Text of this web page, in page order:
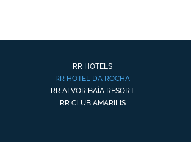
RR HOTELS
RR HOTEL DA ROCHA
RR ALVOR BAÍA RESORT
RR CLUB AMARILIS